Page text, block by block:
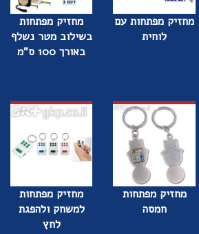
מחזיק מפתחות עם
לוחית
מחזיק מפתחות
בשילוב מטר נשלף
באורך 100 ס"מ
מחזיק מפתחות
חמסה
מחזיק מפתחות
למשחק ולהפגת
לחץ